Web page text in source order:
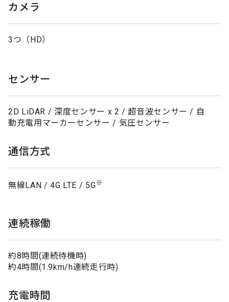
カメラ
3つ（HD）
センサー
2D LiDAR / 深度センサー x 2 / 超音波センサー / 自
動充電用マーカーセンサー / 気圧センサー
通信方式
無線LAN / 4G LTE / 5G※
連続稼働
約8時間(連続待機時)
約4時間(1.9km/h連続走行時)
充電時間